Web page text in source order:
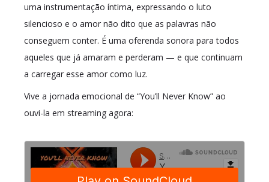
uma instrumentação íntima, expressando o luto
silencioso e o amor não dito que as palavras não
conseguem conter. É uma oferenda sonora para todos
aqueles que já amaram e perderam — e que continuam
a carregar esse amor como luz.
Vive a jornada emocional de “You’ll Never Know” ao
ouvi-la em streaming agora: